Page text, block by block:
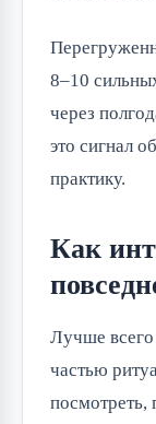
8–10
через
это сигнал
практику.
Как
Лучше всего
частью
посмотреть,